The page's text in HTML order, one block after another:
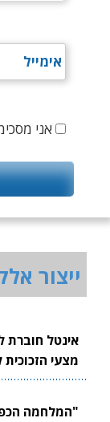
אני
ייצור
אינטל חוברת
מצעי
"המלחמה הכפילה פי 5 את שוק